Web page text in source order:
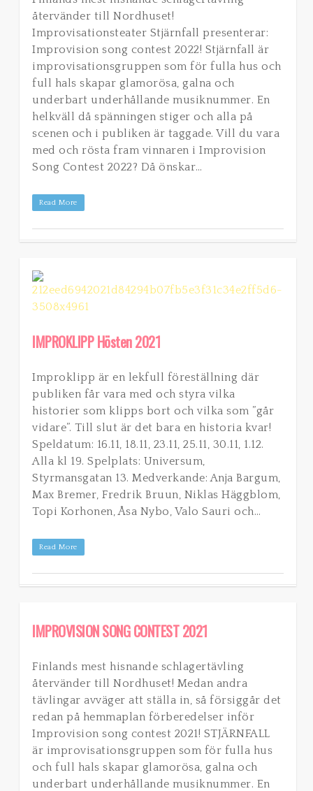
återvänder till Nordhuset!
Improvisationsteater Stjärnfall presenterar:
Improvision song contest 2022! Stjärnfall är
improvisationsgruppen som för fulla hus och
full hals skapar glamorösa, galna och
underbart underhållande musiknummer. En
helkväll då spänningen stiger och alla på
scenen och i publiken är taggade. Vill du vara
med och rösta fram vinnaren i Improvision
Song Contest 2022? Då önskar…
Read More
IMPROKLIPP Hösten 2021
Improklipp är en lekfull föreställning där
publiken får vara med och styra vilka
historier som klipps bort och vilka som ”går
vidare”. Till slut är det bara en historia kvar!
Speldatum: 16.11, 18.11, 23.11, 25.11, 30.11, 1.12.
Alla kl 19. Spelplats: Universum,
Styrmansgatan 13. Medverkande: Anja Bargum,
Max Bremer, Fredrik Bruun, Niklas Häggblom,
Topi Korhonen, Åsa Nybo, Valo Sauri och…
Read More
IMPROVISION SONG CONTEST 2021
Finlands mest hisnande schlagertävling
återvänder till Nordhuset! Medan andra
tävlingar avväger att ställa in, så försiggår det
redan på hemmaplan förberedelser inför
Improvision song contest 2021! STJÄRNFALL
är improvisationsgruppen som för fulla hus
och full hals skapar glamorösa, galna och
underbart underhållande musiknummer. En